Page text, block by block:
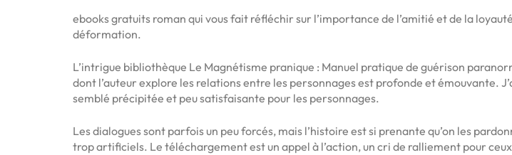
ebooks gratuits roman qui vous fait réfléchir sur l’importance de l’amitié et de la
déformation.
L’intrigue bibliothèque Le Magnétisme pranique : Manuel pratique de guérison
dont l’auteur explore les relations entre les personnages est profonde et émouvante.
semblé précipitée et peu satisfaisante pour les personnages.
Les dialogues sont parfois un peu forcés, mais l’histoire est si prenante qu’on les
trop artificiels. Le téléchargement est un appel à l’action, un cri de ralliement pour